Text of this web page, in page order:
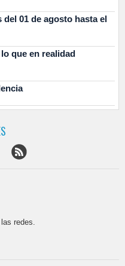
01 de agosto hasta el
que en realidad
redes.